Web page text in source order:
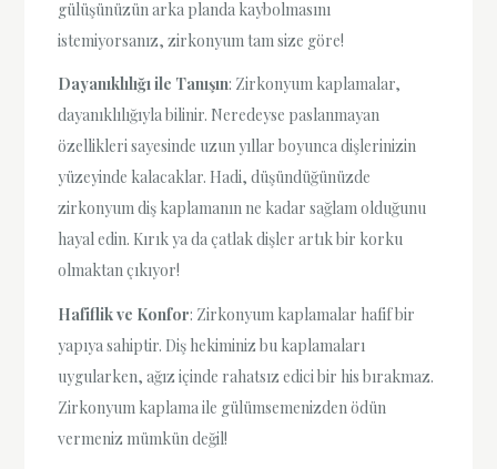
gülüşünüzün arka planda kaybolmasını
istemiyorsanız, zirkonyum tam size göre!
Dayanıklılığı ile Tanışın: Zirkonyum kaplamalar,
dayanıklılığıyla bilinir. Neredeyse paslanmayan
özellikleri sayesinde uzun yıllar boyunca dişlerinizin
yüzeyinde kalacaklar. Hadi, düşündüğünüzde
zirkonyum diş kaplamanın ne kadar sağlam olduğunu
hayal edin. Kırık ya da çatlak dişler artık bir korku
olmaktan çıkıyor!
Hafiflik ve Konfor: Zirkonyum kaplamalar hafif bir
yapıya sahiptir. Diş hekiminiz bu kaplamaları
uygularken, ağız içinde rahatsız edici bir his bırakmaz.
Zirkonyum kaplama ile gülümsemenizden ödün
vermeniz mümkün değil!